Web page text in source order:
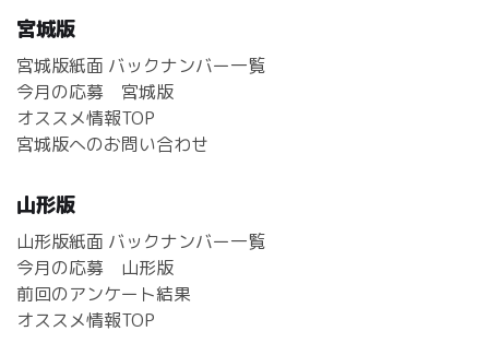
宮城版
宮城版紙面 バックナンバー一覧
今月の応募 宮城版
オススメ情報TOP
宮城版へのお問い合わせ
山形版
山形版紙面 バックナンバー一覧
今月の応募 山形版
前回のアンケート結果
オススメ情報TOP